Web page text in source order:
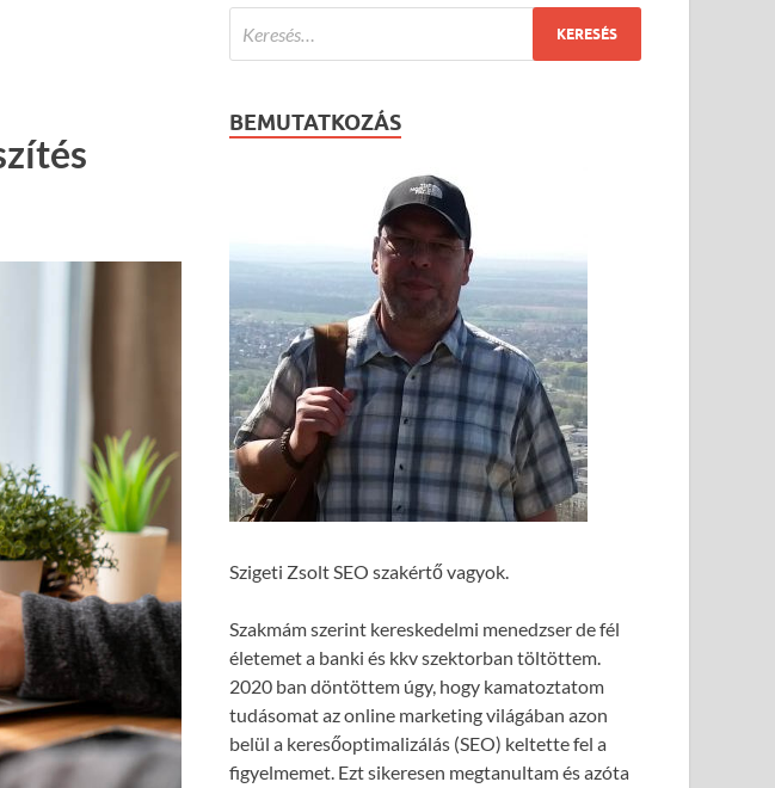
BEMUTATKOZÁS
Szigeti Zsolt SEO szakértő vagyok.
Szakmám szerint kereskedelmi menedzser de fél
életemet a banki és kkv szektorban töltöttem.
2020 ban döntöttem úgy, hogy kamatoztatom
tudásomat az online marketing világában azon
belül a keresőoptimalizálás (SEO) keltette fel a
figyelmemet. Ezt sikeresen megtanultam és azóta